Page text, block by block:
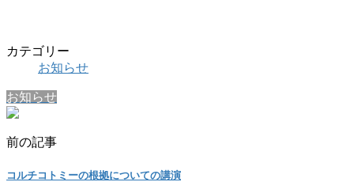
カテゴリー
お知らせ
お知らせ
前の記事
コルチコトミーの根拠についての講演